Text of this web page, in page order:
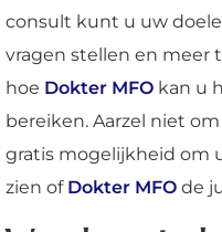
consult kunt u uw
vragen stellen en meer
hoe Dokter MFO kan u
bereiken. Aarzel niet
gratis mogelijkheid om
zien of Dokter MFO de